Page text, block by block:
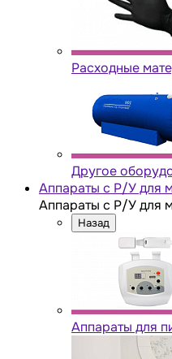
Расходные
Другое
Аппараты с Р/У для
Аппараты с Р/У для
Назад
Аппараты для